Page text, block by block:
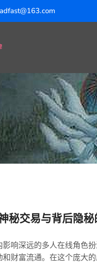
秘交易与背后隐
响深远的多人在线角色
财富流通。在这个庞大